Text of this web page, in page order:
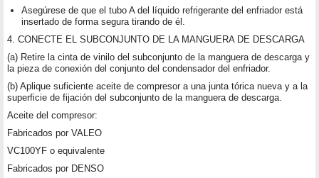
Asegúrese de que el tubo A del líquido refrigerante del enfriador está
insertado de forma segura tirando de él.
4. CONECTE EL SUBCONJUNTO DE LA MANGUERA DE DESCARGA
(a) Retire la cinta de vinilo del subconjunto de la manguera de descarga y
la pieza de conexión del conjunto del condensador del enfriador.
(b) Aplique suficiente aceite de compresor a una junta tórica nueva y a la
superficie de fijación del subconjunto de la manguera de descarga.
Aceite del compresor:
Fabricados por VALEO
VC100YF o equivalente
Fabricados por DENSO